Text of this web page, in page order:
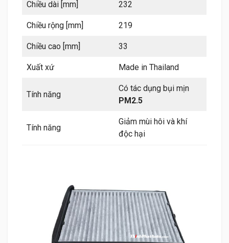
Chiều dài [mm] 232
Chiều rộng [mm] 219
Chiều cao [mm] 33
Xuất xứ Made in Thailand
Tính năng
Có tác dụng bụi mịn
PM2.5
Tính năng
Giảm mùi hôi và khí
độc hại